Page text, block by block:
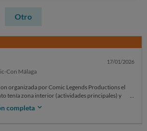
Otro
Con Málaga
17/01/2026
organizada por Comic Legends Productions el
tenía zona interior (actividades principales) y
del aforo fue deficiente: se declaró "aforo
interior durante casi la jornada. Tras salir
completa